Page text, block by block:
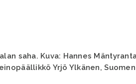
saha. Kuva: Hannes
Yrjö Ylkänen,